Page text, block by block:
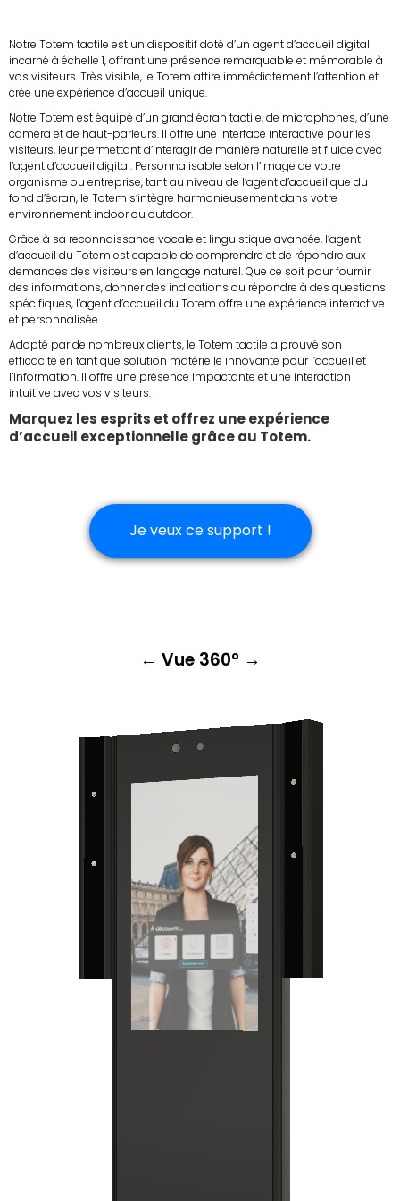
Notre Totem tactile est un dispositif doté d’un agent d’accueil digital
incarné à échelle 1, offrant une présence remarquable et mémorable à
vos visiteurs. Très visible, le Totem attire immédiatement l’attention et
crée une expérience d’accueil unique.
Notre Totem est équipé d’un grand écran tactile, de microphones, d’une
caméra et de haut-parleurs. Il offre une interface interactive pour les
visiteurs, leur permettant d’interagir de manière naturelle et fluide avec
l’agent d’accueil digital. Personnalisable selon l’image de votre
organisme ou entreprise, tant au niveau de l’agent d’accueil que du
fond d’écran, le Totem s’intègre harmonieusement dans votre
environnement indoor ou outdoor.
Grâce à sa reconnaissance vocale et linguistique avancée, l’agent
d’accueil du Totem est capable de comprendre et de répondre aux
demandes des visiteurs en langage naturel. Que ce soit pour fournir
des informations, donner des indications ou répondre à des questions
spécifiques, l’agent d’accueil du Totem offre une expérience interactive
et personnalisée.
Adopté par de nombreux clients, le Totem tactile a prouvé son
efficacité en tant que solution matérielle innovante pour l’accueil et
l’information. Il offre une présence impactante et une interaction
intuitive avec vos visiteurs.
Marquez les esprits et offrez une expérience
d’accueil exceptionnelle grâce au Totem.
Je veux ce support !
← Vue 360° →